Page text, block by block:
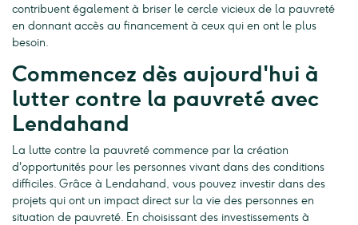
contribuent également à briser le cercle vicieux de la pauvreté
en donnant accès au financement à ceux qui en ont le plus
besoin.
Commencez dès aujourd'hui à
lutter contre la pauvreté avec
Lendahand
La lutte contre la pauvreté commence par la création
d'opportunités pour les personnes vivant dans des conditions
difficiles. Grâce à Lendahand, vous pouvez investir dans des
projets qui ont un impact direct sur la vie des personnes en
situation de pauvreté. En choisissant des investissements à